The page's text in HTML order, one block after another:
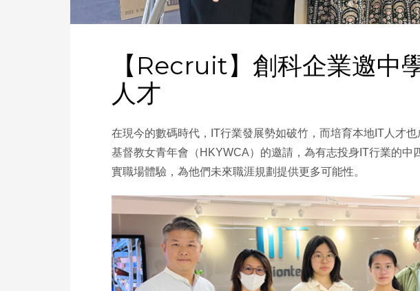
【Recruit】創科企業邀
人才
在現今的數碼時代，IT行業發展勢如破竹，而培育本地IT人才
基督教女青年會（HKYWCA）的邀請，為有志投身IT行業的
實職場體驗，為他們未來職涯規劃提供更多可能性。